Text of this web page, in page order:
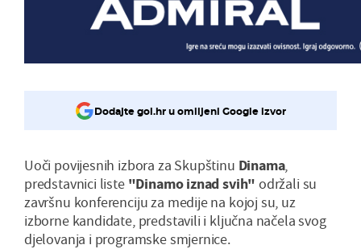
Dodajte gol.hr u omiljeni Google izvor
Uoči povijesnih izbora za Skupštinu Dinama,
predstavnici liste "Dinamo iznad svih" održali su
završnu konferenciju za medije na kojoj su, uz
izborne kandidate, predstavili i ključna načela svog
djelovanja i programske smjernice.